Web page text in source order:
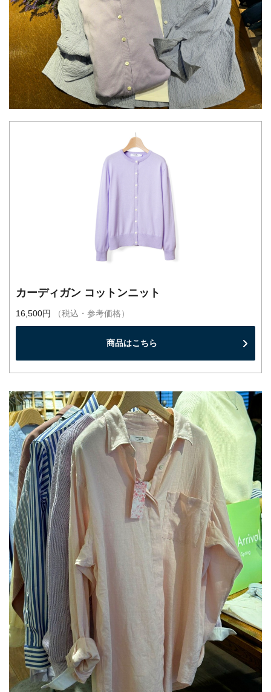
カーディガン コットンニット
16,500円 （税込・参考価格）
商品はこちら